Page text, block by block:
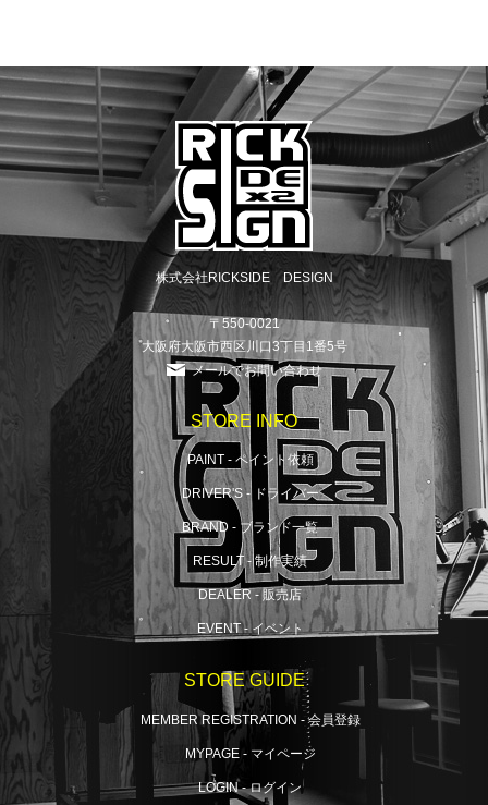
株式会社RICKSIDE DESIGN
〒550-0021
大阪府大阪市西区川口3丁目1番5号
メールでお問い合わせ
STORE INFO
PAINT - ペイント依頼
DRIVER'S - ドライバー
BRAND - ブランド一覧
RESULT - 制作実績
DEALER - 販売店
EVENT - イベント
STORE GUIDE
MEMBER REGISTRATION - 会員登録
MYPAGE - マイページ
LOGIN - ログイン